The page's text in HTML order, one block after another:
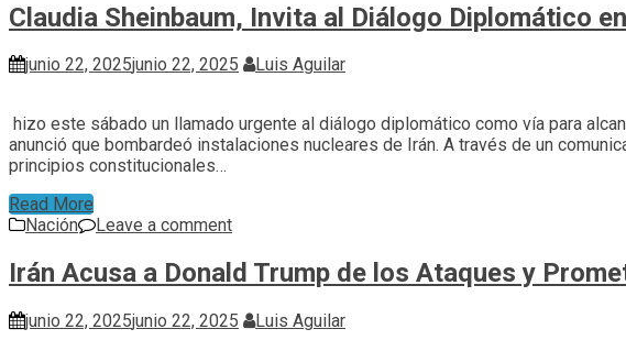
Claudia Sheinbaum, Invita al Diálogo Diplomático
junio 22, 2025junio 22, 2025 Luis Aguilar
hizo este sábado un llamado urgente al diálogo diplomático como vía para
anunció que bombardeó instalaciones nucleares de Irán. A través de un
principios constitucionales…
Read More
Nación
Leave a comment
Irán Acusa a Donald Trump de los Ataques y
junio 22, 2025junio 22, 2025 Luis Aguilar